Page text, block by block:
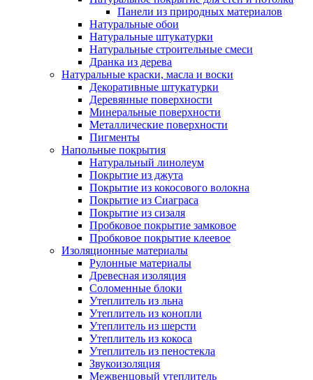
Панели из природных материалов
Натуральные обои
Натуральные штукатурки
Натуральные строительные смеси
Дранка из дерева
Натуральные краски, масла и воски
Декоративные штукатурки
Деревянные поверхности
Минеральные поверхности
Металлические поверхности
Пигменты
Напольные покрытия
Натуральный линолеум
Покрытие из джута
Покрытие из кокосового волокна
Покрытие из Сиаграса
Покрытие из сизаля
Пробковое покрытие замковое
Пробковое покрытие клеевое
Изоляционные материалы
Рулонные материалы
Древесная изоляция
Соломенные блоки
Утеплитель из льна
Утеплитель из конопли
Утеплитель из шерсти
Утеплитель из кокоса
Утеплитель из пеностекла
Звукоизоляция
Межвенцовый утеплитель